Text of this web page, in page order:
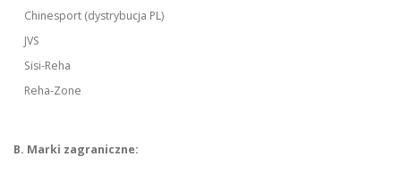
Chinesport (dystrybucja PL)
JVS
Sisi-Reha
Reha-Zone
B. Marki zagraniczne: